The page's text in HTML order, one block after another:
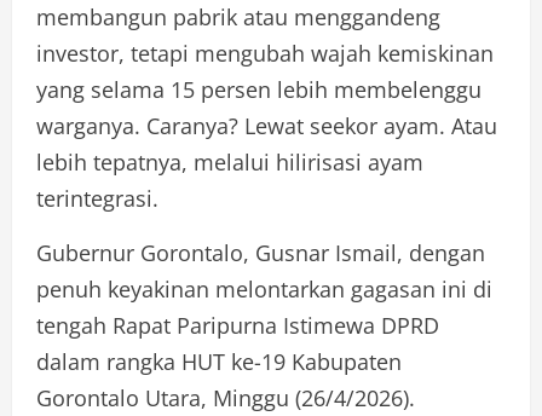
membangun pabrik atau menggandeng
investor, tetapi mengubah wajah kemiskinan
yang selama 15 persen lebih membelenggu
warganya. Caranya? Lewat seekor ayam. Atau
lebih tepatnya, melalui hilirisasi ayam
terintegrasi.
Gubernur Gorontalo, Gusnar Ismail, dengan
penuh keyakinan melontarkan gagasan ini di
tengah Rapat Paripurna Istimewa DPRD
dalam rangka HUT ke-19 Kabupaten
Gorontalo Utara, Minggu (26/4/2026).